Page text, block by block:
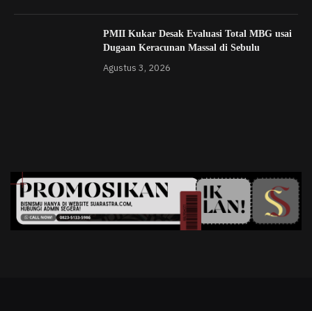
PMII Kukar Desak Evaluasi Total MBG usai
Dugaan Keracunan Massal di Sebulu
Agustus 3, 2026